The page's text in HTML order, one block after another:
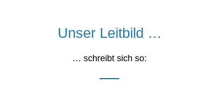
Unser Leitbild …
… schreibt sich so: